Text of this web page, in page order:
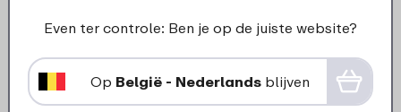
Glas Flow 275 ml - set van 2 stuks
899
Even ter controle: Ben je op de juiste website?
Op België - Nederlands blijven